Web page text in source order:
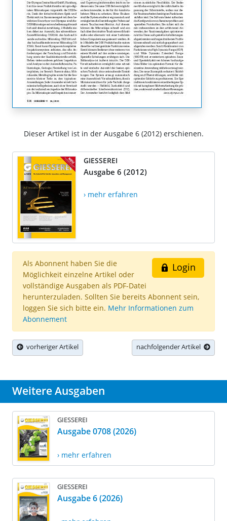
Dieser Artikel ist in der Ausgabe 6 (2012) erschienen.
GIESSEREI
Ausgabe 6 (2012)
› mehr erfahren
Login
Als Abonnent haben Sie die
Möglichkeit einzelne Artikel oder
vollständige Ausgaben als PDF-Datei
herunterzuladen. Sollten Sie bereits Abonnent sein,
loggen Sie sich bitte ein. Mehr Informationen zum
Abonnement
vorheriger Artikel nachfolgender Artikel
Weitere Ausgaben
GIESSEREI
Ausgabe 0708 (2026)
› mehr erfahren
GIESSEREI
Ausgabe 6 (2026)